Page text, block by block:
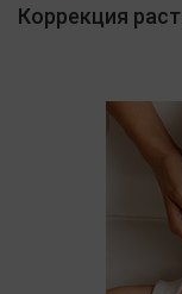
Коррекция